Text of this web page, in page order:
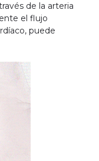
de la arteria
el flujo
puede